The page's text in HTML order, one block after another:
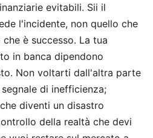
evitabili. Sii il
l'incidente, non quello che
è successo. La tua
in banca dipendono
Non voltarti dall'altra parte
di inefficienza;
diventi un disastro
della realtà che devi